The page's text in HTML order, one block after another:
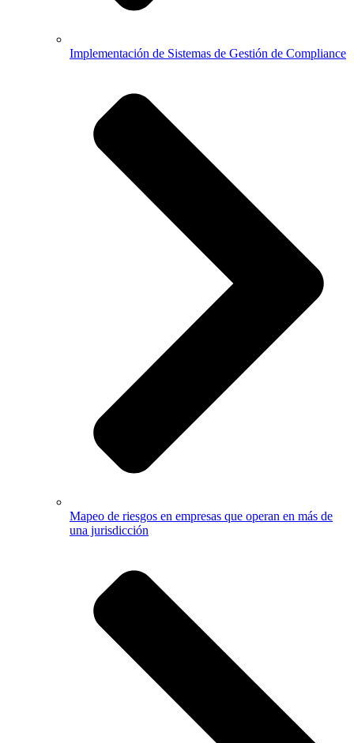
Implementación de Sistemas de Gestión de Compliance
Mapeo de riesgos en empresas que operan en más de
una jurisdicción